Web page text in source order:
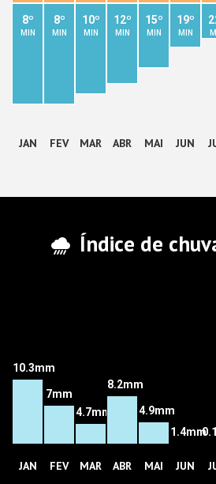
8º
MIN
JAN
8º
MIN
FEV
10º
MIN
MAR
12º
MIN
ABR
15º
MIN
MAI
19º
MIN
JUN
Índice de
10.3mm
JAN
7mm
FEV
4.7mm
MAR
8.2mm
ABR
4.9mm
MAI
1.4mm
JUN